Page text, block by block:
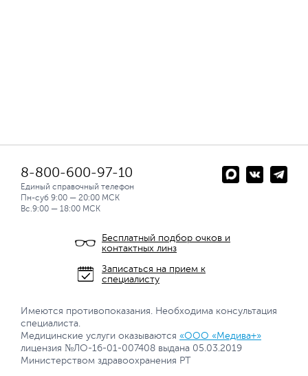
8-800-600-97-10
Единый справочный телефон
Пн-суб 9:00 — 20:00 МСК
Вс.9:00 — 18:00 МСК
Бесплатный подбор очков и
контактных линз
Записаться на прием к
специалисту
Имеются противопоказания. Необходима консультация
специалиста.
Медицинские услуги оказываются «ООО «Медива+»
лицензия №ЛО-16-01-007408 выдана 05.03.2019
Министерством здравоохранения РТ